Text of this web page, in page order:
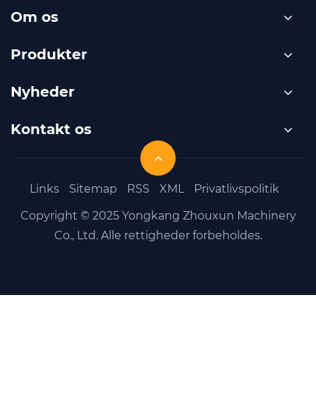
Om os
Produkter
Nyheder
Kontakt os
Links Sitemap RSS XML
Privatlivspolitik
Copyright © 2025 Yongkang Zhouxun Machinery
Co., Ltd. Alle rettigheder forbeholdes.